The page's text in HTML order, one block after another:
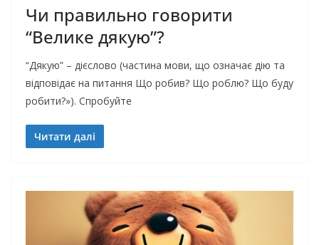
Чи правильно говорити
“Велике дякую”?
“Дякую” – дієслово (частина мови, що означає дію та
відповідає на питання Що робив? Що роблю? Що буду
робити?»). Спробуйте
Читати далі